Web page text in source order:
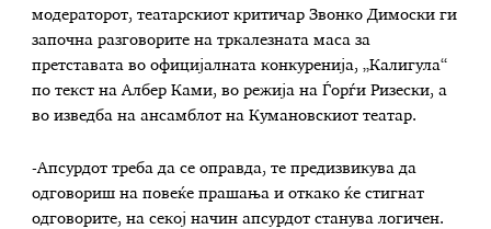
модераторот, театарскиот критичар Звонко Димоски ги
започна разговорите на тркалезната маса за
претставата во официјалната конкуренија, „Калигула“
по текст на Албер Ками, во режија на Ѓорѓи Ризески, а
во изведба на ансамблот на Кумановскиот театар.
-Апсурдот треба да се оправда, те предизвикува да
одговориш на повеќе прашања и откако ќе стигнат
одговорите, на секој начин апсурдот станува логичен.